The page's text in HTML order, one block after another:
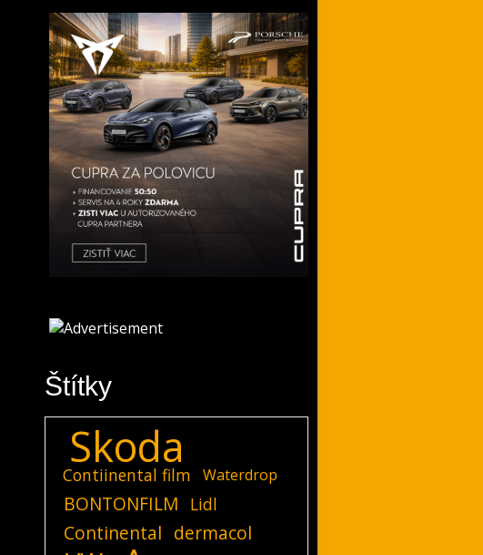
Štítky
Skoda
Contiinental film Waterdrop
BONTONFILM Lidl
Continental dermacol